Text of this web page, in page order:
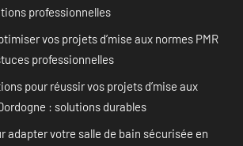
professionnelles
vos projets d’mise aux normes PMR
professionnelles
pour réussir vos projets d’mise aux
: solutions durables
adapter votre salle de bain sécurisée en